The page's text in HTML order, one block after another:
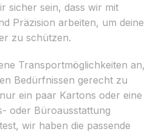
sicher sein, dass wir mit
Präzision arbeiten, um deine
zu schützen.
Transportmöglichkeiten an,
Bedürfnissen gerecht zu
ein paar Kartons oder eine
oder Büroausstattung
wir haben die passende